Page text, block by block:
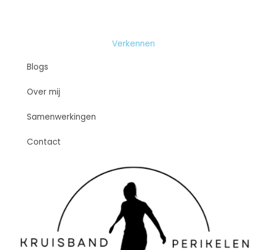
Verkennen
Blogs
Over mij
Samenwerkingen
Contact